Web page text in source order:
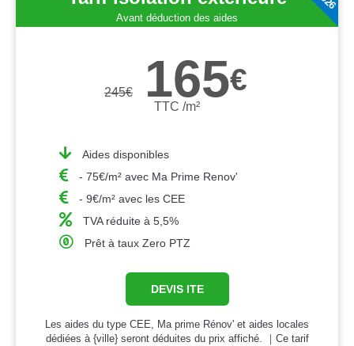
Avant déduction des aides
245€ 165€
TTC /m²
Aides disponibles
- 75€/m² avec Ma Prime Renov'
- 9€/m² avec les CEE
TVA réduite à 5,5%
Prêt à taux Zero PTZ
DEVIS ITE
Les aides du type CEE, Ma prime Rénov' et aides locales
dédiées à {ville} seront déduites du prix affiché. ｜Ce tarif